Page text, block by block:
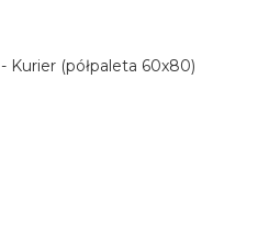
- Kurier (półpaleta 60x80)